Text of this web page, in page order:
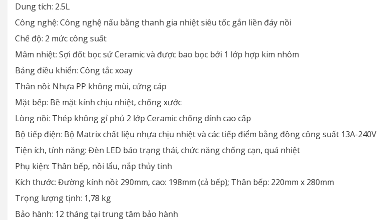
Dung tích: 2.5L
Công nghệ: Công nghệ nấu bằng thanh gia nhiệt siêu tốc gắn liền đáy nồi
Chế độ: 2 mức công suất
Mâm nhiệt: Sợi đốt bọc sứ Ceramic và được bao bọc bởi 1 lớp hợp kim nhôm
Bảng điều khiển: Công tắc xoay
Thân nồi: Nhựa PP không mùi, cứng cáp
Mặt bếp: Bề mặt kính chịu nhiệt, chống xước
Lòng nồi: Thép không gỉ phủ 2 lớp Ceramic chống dính cao cấp
Bộ tiếp điện: Bộ Matrix chất liệu nhựa chịu nhiệt và các tiếp điểm bằng đồng công suất 13A-240V
Tiện ích, tính năng: Đèn LED báo trạng thái, chức năng chống cạn, quá nhiệt
Phụ kiện: Thân bếp, nồi lẩu, nắp thủy tinh
Kích thước: Đường kính nồi: 290mm, cao: 198mm (cả bếp); Thân bếp: 220mm x 280mm
Trọng lượng tịnh: 1,78 kg
Bảo hành: 12 tháng tại trung tâm bảo hành